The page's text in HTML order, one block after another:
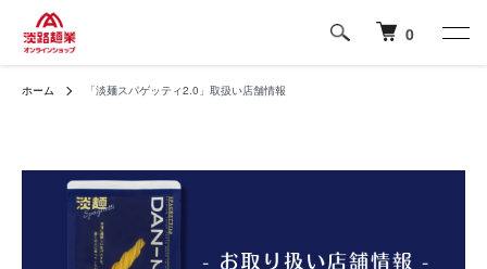
0
ホーム 「淡麺スパゲッティ2.0」取扱い店舗情報